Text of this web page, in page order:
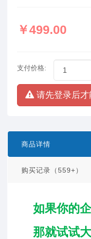
￥499.00
支付价格:
请先登录后
商品详情
购买记录（559+）
如果你的
那就试试